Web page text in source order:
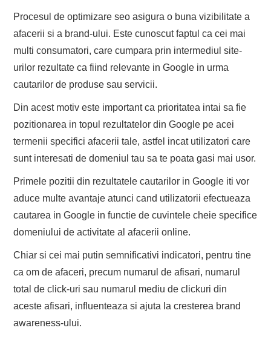
Procesul de optimizare seo asigura o buna vizibilitate a
afacerii si a brand-ului. Este cunoscut faptul ca cei mai
multi consumatori, care cumpara prin intermediul site-
urilor rezultate ca fiind relevante in Google in urma
cautarilor de produse sau servicii.
Din acest motiv este important ca prioritatea intai sa fie
pozitionarea in topul rezultatelor din Google pe acei
termenii specifici afacerii tale, astfel incat utilizatori care
sunt interesati de domeniul tau sa te poata gasi mai usor.
Primele pozitii din rezultatele cautarilor in Google iti vor
aduce multe avantaje atunci cand utilizatorii efectueaza
cautarea in Google in functie de cuvintele cheie specifice
domeniului de activitate al afacerii online.
Chiar si cei mai putin semnificativi indicatori, pentru tine
ca om de afaceri, precum numarul de afisari, numarul
total de click-uri sau numarul mediu de clickuri din
aceste afisari, influenteaza si ajuta la cresterea brand
awareness-ului.